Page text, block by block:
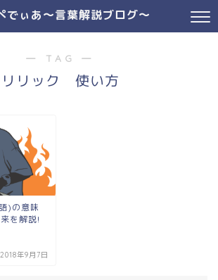
でぃあ～言葉解説ブログ～
― TAG ―
リリック 使い方
)の意味
を解説!
2018年9月7日